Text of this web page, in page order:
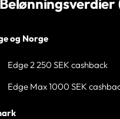
og Norge
Edge 2 250 SEK cashback
Edge Max 1000 SEK